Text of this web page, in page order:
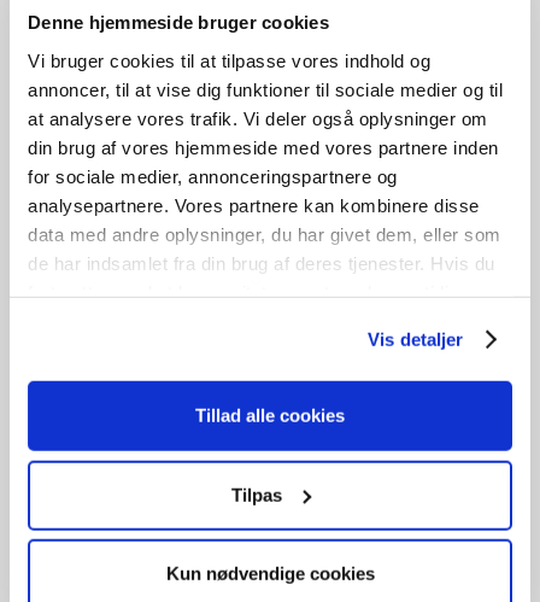
Denne hjemmeside bruger cookies
Vi bruger cookies til at tilpasse vores indhold og
annoncer, til at vise dig funktioner til sociale medier og til
at analysere vores trafik. Vi deler også oplysninger om
din brug af vores hjemmeside med vores partnere inden
for sociale medier, annonceringspartnere og
analysepartnere. Vores partnere kan kombinere disse
data med andre oplysninger, du har givet dem, eller som
de har indsamlet fra din brug af deres tjenester. Hvis du
Vis detaljer
Tillad alle cookies
Tilpas
Kun nødvendige cookies
208cm